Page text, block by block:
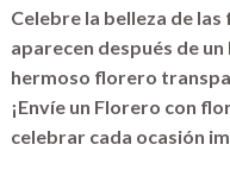
Celebre la belleza de
aparecen después de
hermoso florero
¡Envíe un Florero con
celebrar cada ocasión